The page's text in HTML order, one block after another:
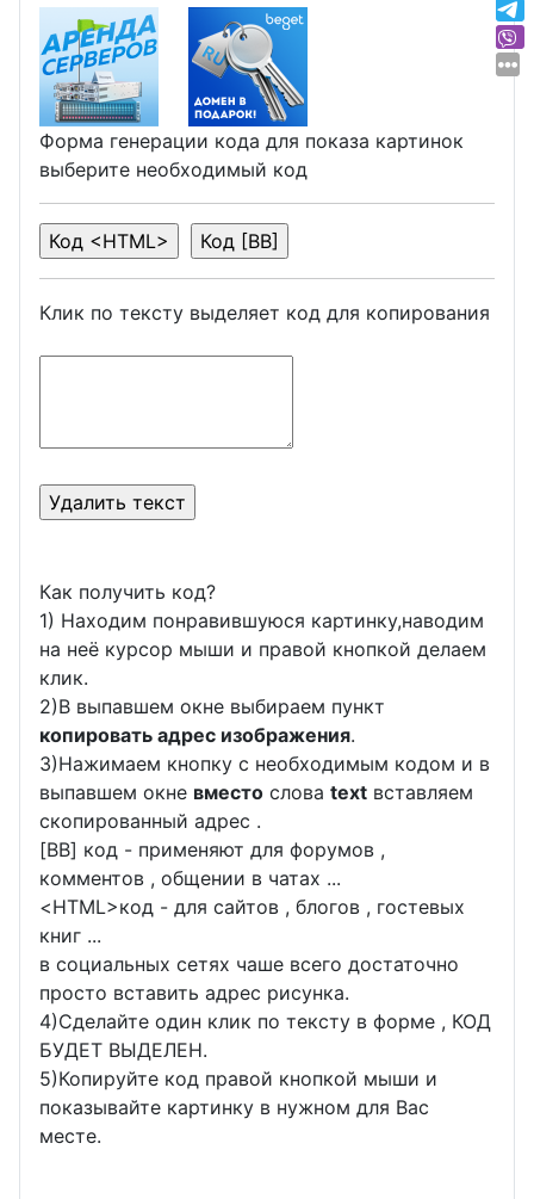
Форма генерации кода для показа картинок
выберите необходимый код
Клик по тексту выделяет код для копирования
Как получить код?
1) Находим понравившуюся картинку,наводим
на неё курсор мыши и правой кнопкой делаем
клик.
2)В выпавшем окне выбираем пункт
копировать адрес изображения.
3)Нажимаем кнопку с необходимым кодом и в
выпавшем окне вместо слова text вставляем
скопированный адрес .
[BB] код - применяют для форумов ,
комментов , общении в чатах ...
<HTML>код - для сайтов , блогов , гостевых
книг ...
в социальных сетях чаше всего достаточно
просто вставить адрес рисунка.
4)Сделайте один клик по тексту в форме , КОД
БУДЕТ ВЫДЕЛЕН.
5)Копируйте код правой кнопкой мыши и
показывайте картинку в нужном для Вас
месте.